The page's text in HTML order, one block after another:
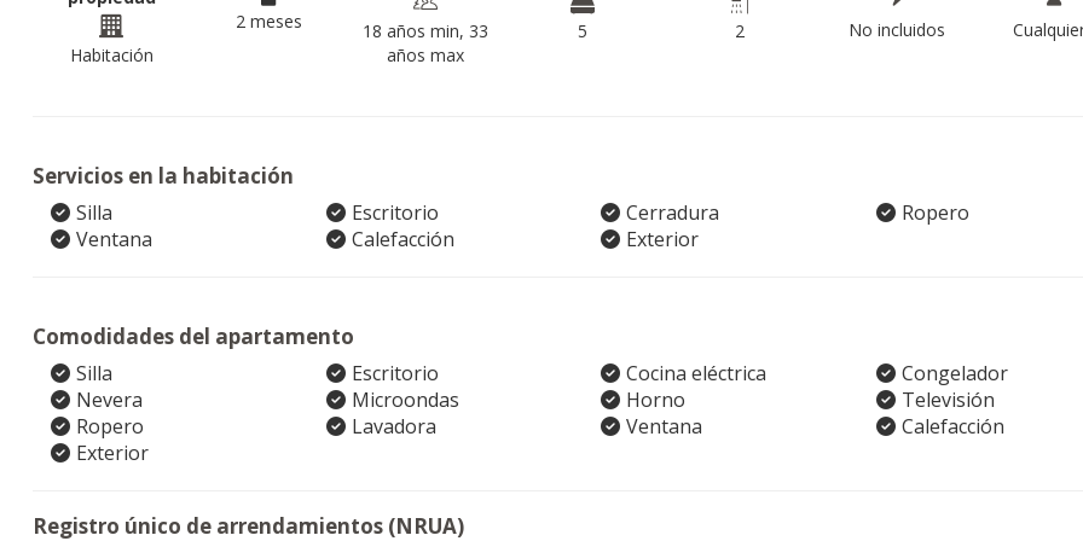
Habitación
2 meses
18 años min, 33
años max
5 2 No incluidos
Servicios en la habitación
Silla Escritorio Cerradura
Ropero
Ventana
Calefacción Exterior
Comodidades del apartamento
Silla Escritorio Cocina eléctrica
Congelador
Nevera
Microondas Horno
Televisión
Ropero
Lavadora Ventana
Calefacción
Exterior
Registro único de arrendamientos (NRUA)